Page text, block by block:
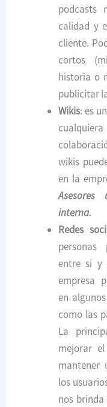
podcasts
calidad y
cliente.
cortos
historia o
publicitar
Wikis: es
wikis
en la
interna.
Redes
personas
entre sí y
empresa
en
como las
La
mejorar
mantener
los
nos